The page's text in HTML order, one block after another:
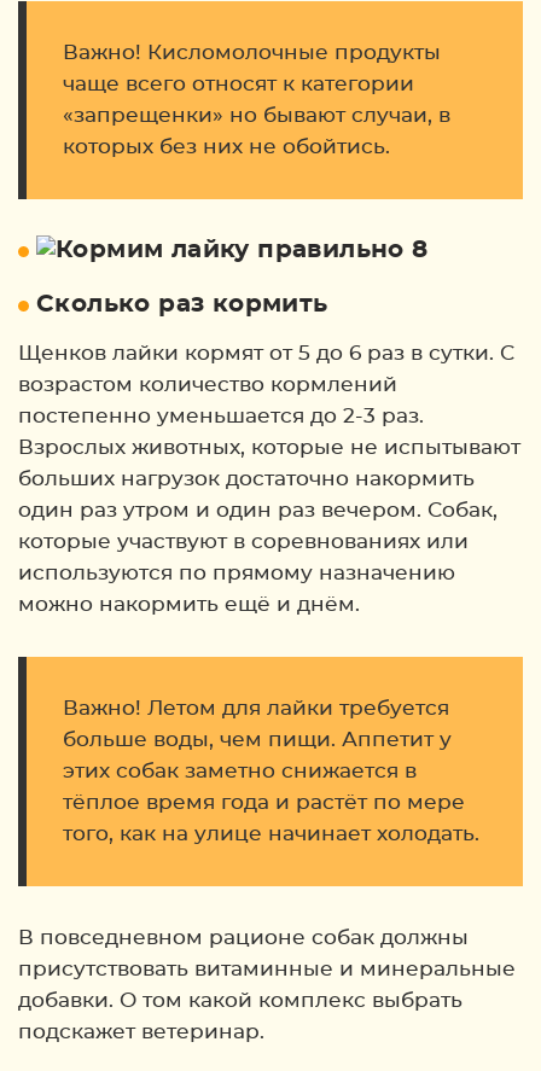
Важно! Кисломолочные продукты
чаще всего относят к категории
«запрещенки» но бывают случаи, в
которых без них не обойтись.
Сколько раз кормить
Щенков лайки кормят от 5 до 6 раз в сутки. С
возрастом количество кормлений
постепенно уменьшается до 2-3 раз.
Взрослых животных, которые не испытывают
больших нагрузок достаточно накормить
один раз утром и один раз вечером. Собак,
которые участвуют в соревнованиях или
используются по прямому назначению
можно накормить ещё и днём.
Важно! Летом для лайки требуется
больше воды, чем пищи. Аппетит у
этих собак заметно снижается в
тёплое время года и растёт по мере
того, как на улице начинает холодать.
В повседневном рационе собак должны
присутствовать витаминные и минеральные
добавки. О том какой комплекс выбрать
подскажет ветеринар.